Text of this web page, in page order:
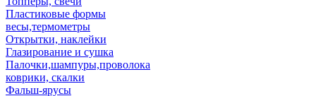
Пластиковые формы
весы,термометры
Открытки, наклейки
Глазирование и сушка
Палочки,шампуры,проволока
коврики, скалки
Фальш-ярусы